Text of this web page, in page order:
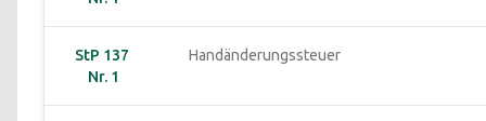
StP 137
Nr. 1
Handänderungssteuer